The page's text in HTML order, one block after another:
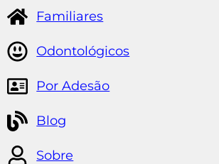
Familiares
Odontológicos
Por Adesão
Blog
Sobre